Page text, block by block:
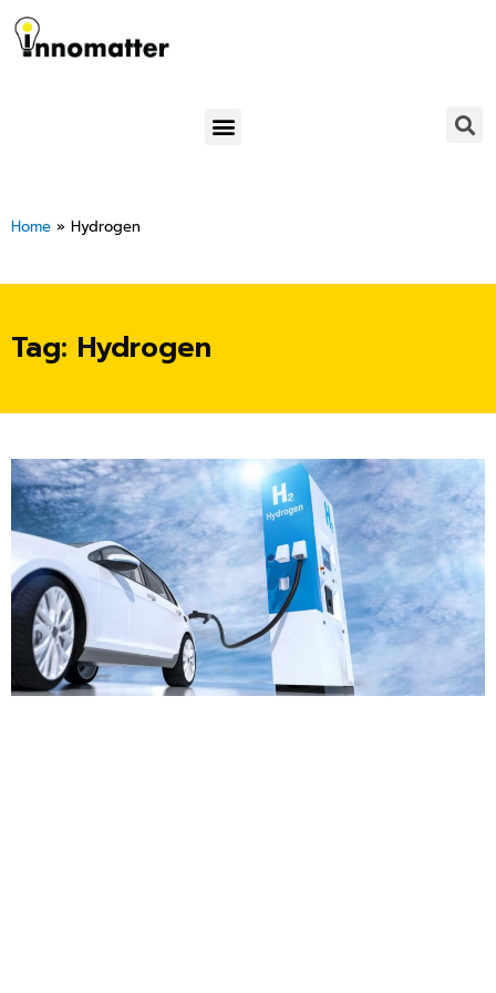
Skip
to
content
Menu
Home » Hydrogen
Tag: Hydrogen